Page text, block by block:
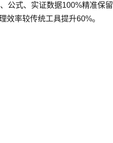
式、实证数据100%精准保
效率较传统工具提升60%。